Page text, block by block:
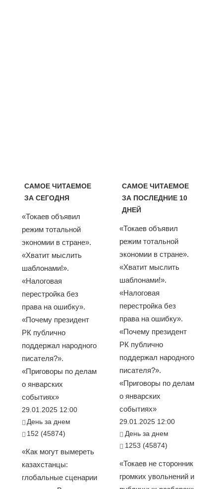
САМОЕ ЧИТАЕМОЕ
ЗА СЕГОДНЯ
«Токаев объявил
режим тотальной
экономии в стране».
«Хватит мыслить
шаблонами!».
«Налоговая
перестройка без
права на ошибку».
«Почему президент
РК публично
поддержал народного
писателя?».
«Приговоры по делам
о январских
событиях»
29.01.2025 12:00
День за днем
152 (45874)
«Как могут вымереть
казахстанцы:
глобальные сценарии
САМОЕ ЧИТАЕМОЕ
ЗА ПОСЛЕДНИЕ 10
ДНЕЙ
«Токаев объявил
режим тотальной
экономии в стране».
«Хватит мыслить
шаблонами!».
«Налоговая
перестройка без
права на ошибку».
«Почему президент
РК публично
поддержал народного
писателя?».
«Приговоры по делам
о январских
событиях»
29.01.2025 12:00
День за днем
1253 (45874)
«Токаев не сторонник
громких увольнений и